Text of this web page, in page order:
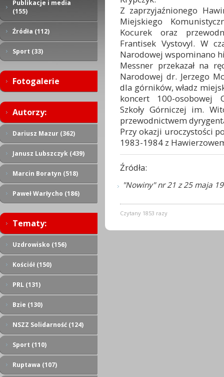
Publikacje i media
(155)
Źródła (112)
Sport (33)
Fotogalerie
Autorzy:
Dariusz Mazur (362)
Janusz Lubszczyk (439)
Marcin Boratyn (518)
Paweł Warłycho (186)
Tematy:
Uzdrowisko (156)
Kościół (150)
PRL (131)
Bzie (130)
NSZZ Solidarność (124)
Sport (110)
Ruptawa (107)
Z zaprzyjaźnionego
Miejskiego
Kocurek oraz
Frantisek Vystovyl. W
Narodowej wspominano
Messner przekazał na
Narodowej dr. Jerzego
dla górników, władz
koncert 100-osobowej
Szkoły Górniczej im.
przewodnictwem
Przy okazji uroczystości
1983-1984 z
Źródła:
"Nowiny" nr 21 z 25 maja
Czytany 1853 razy